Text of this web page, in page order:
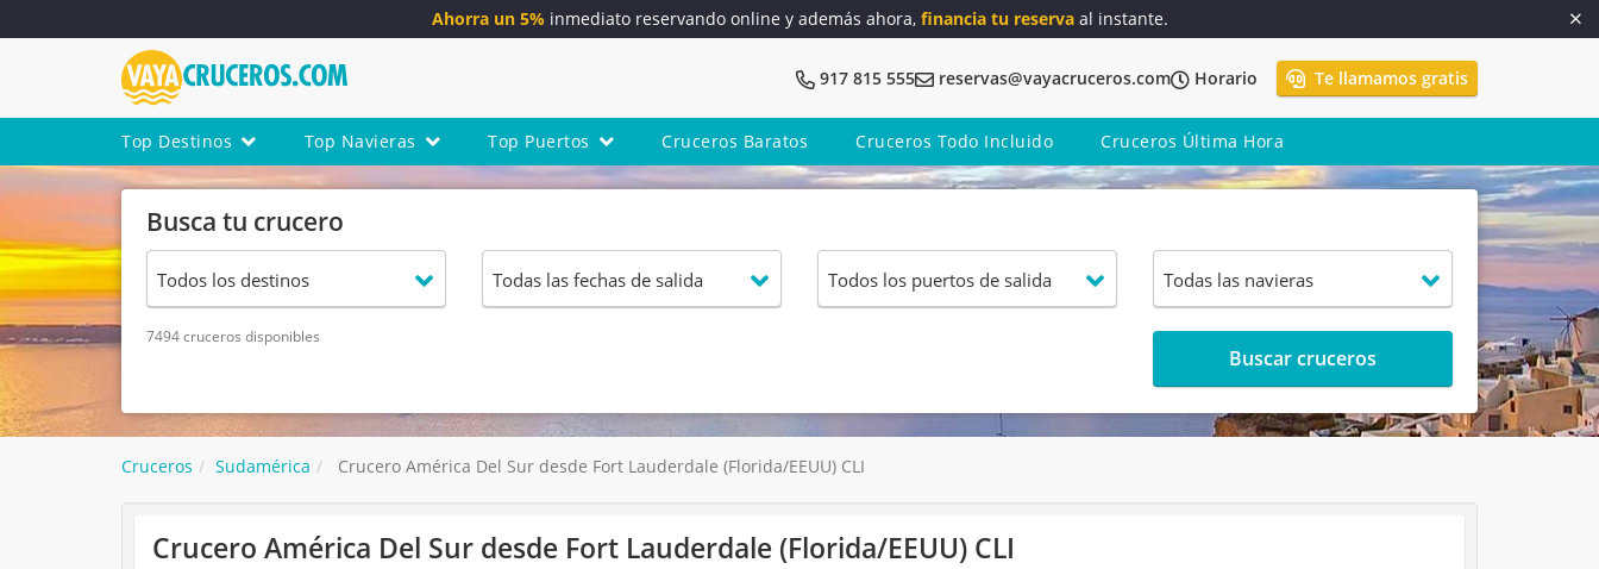
Ahorra un 5%inmediato reservando online y además ahora, financia tu reservaal instante.
917 815 555 reservas@vayacruceros.com Horario Te llamamos gratis
Top Destinos Top Navieras Top Puertos Cruceros Baratos Cruceros Todo Incluido Cruceros Última Hora
Busca tu crucero
7494 cruceros disponibles
Buscar cruceros
Cruceros Sudamérica Crucero América Del Sur desde Fort Lauderdale (Florida/EEUU) CLI
Crucero América Del Sur desde Fort Lauderdale (Florida/EEUU) CLI